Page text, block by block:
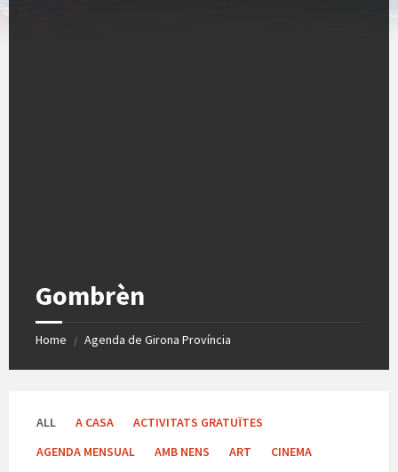
Gombrèn
Home / Agenda de Girona Província
ALL A CASA
ACTIVITATS GRATUÏTES
AGENDA MENSUAL
AMB NENS ART
CINEMA